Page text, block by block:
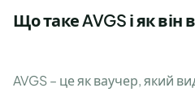
Що таке AVGS і як
AVGS – це як ваучер, який